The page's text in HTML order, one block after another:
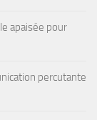
apaisée pour
percutante